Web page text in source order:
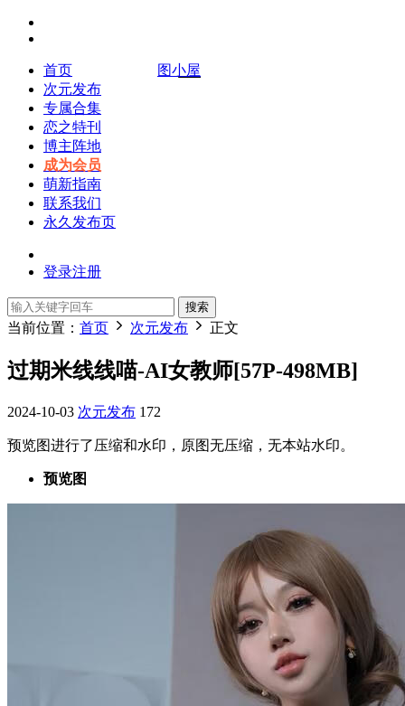
图小屋
首页
次元发布
专属合集
恋之特刊
博主阵地
成为会员
萌新指南
联系我们
永久发布页
登录注册
搜索
当前位置： 首页 次元发布 正文
过期米线线喵-AI女教师[57P-498MB]
2024-10-03 次元发布 172
预览图进行了压缩和水印，原图无压缩，无本站水印。
预览图